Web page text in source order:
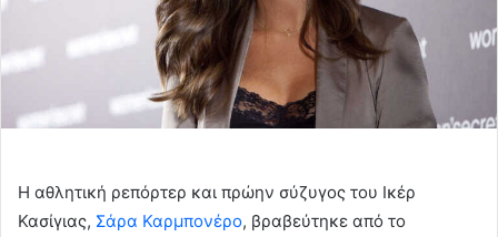
Η αθλητική ρεπόρτερ και πρώην σύζυγος του Ικέρ
Κασίγιας, Σάρα Καρμπονέρο, βραβεύτηκε από το